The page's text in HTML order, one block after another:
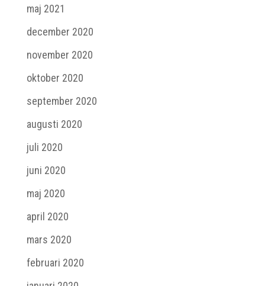
maj 2021
december 2020
november 2020
oktober 2020
september 2020
augusti 2020
juli 2020
juni 2020
maj 2020
april 2020
mars 2020
februari 2020